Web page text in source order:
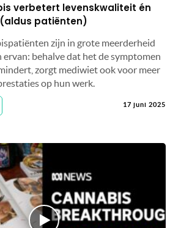
verbetert levenskwaliteit én
patiënten)
zijn in grote meerderheid
ervan: behalve dat het de symptomen
zorgt mediwiet ook voor meer
op hun werk.
17 juni 2025